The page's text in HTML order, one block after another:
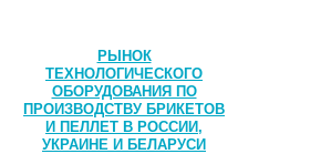
РЫНОК
ТЕХНОЛОГИЧЕСКОГО
ОБОРУДОВАНИЯ ПО
ПРОИЗВОДСТВУ БРИКЕТОВ
И ПЕЛЛЕТ В РОССИИ,
УКРАИНЕ И БЕЛАРУСИ